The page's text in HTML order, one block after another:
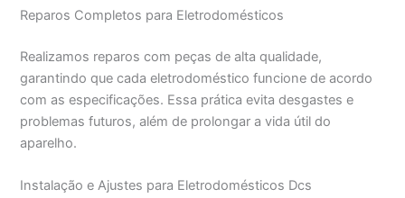
Reparos Completos para Eletrodomésticos
Realizamos reparos com peças de alta qualidade,
garantindo que cada eletrodoméstico funcione de acordo
com as especificações. Essa prática evita desgastes e
problemas futuros, além de prolongar a vida útil do
aparelho.
Instalação e Ajustes para Eletrodomésticos Dcs